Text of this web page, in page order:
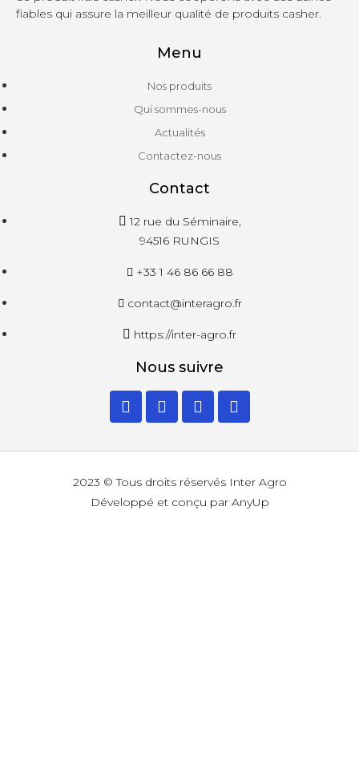
fiables qui assure la meilleur qualité de produits casher.
Menu
Nos produits
Qui sommes-nous
Actualités
Contactez-nous
Contact
12 rue du Séminaire,
94516 RUNGIS
+33 1 46 86 66 88
contact@interagro.fr
https://inter-agro.fr
Nous suivre
2023 © Tous droits réservés Inter Agro
Développé et conçu par AnyUp